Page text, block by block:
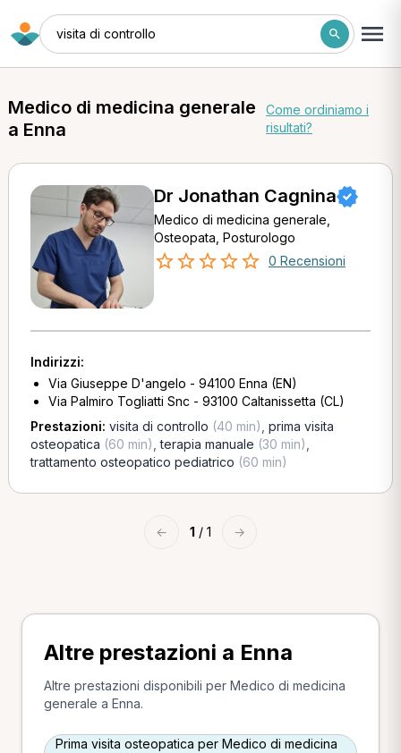
visita di controllo
Medico di medicina generale
a Enna
Come ordiniamo i
risultati?
Dr Jonathan Cagnina
Medico di medicina generale,
Osteopata, Posturologo
0 Recensioni
Indirizzi:
Via Giuseppe D'angelo - 94100 Enna (EN)
Via Palmiro Togliatti Snc - 93100 Caltanissetta (CL)
Prestazioni: visita di controllo (40 min) prima visita
osteopatica (60 min) ,terapia manuale (30 min)
trattamento osteopatico pediatrico (60 min)
← 1 / 1 →
Altre prestazioni a Enna
Altre prestazioni disponibili per Medico di medicina
generale a Enna.
Prima visita osteopatica per Medico di medicina